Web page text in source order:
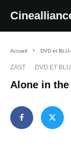
Accueil DVD et BLU-
ZAST · DVD ET
Alone in the